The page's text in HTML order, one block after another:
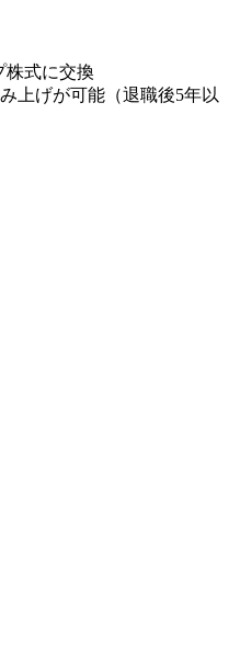
株式に交換
上げが可能（退職後5年以